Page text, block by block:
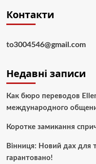
Контакти
to3004546@gmail.com
Недавні записи
Как бюро переводов
международного
Коротке замикання
Вінниця: Новий дах для
гарантовано!